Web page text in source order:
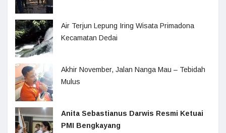
Air Terjun Lepung Iring Wisata Primadona
Kecamatan Dedai
Akhir November, Jalan Nanga Mau – Tebidah
Mulus
Anita Sebastianus Darwis Resmi Ketuai
PMI Bengkayang